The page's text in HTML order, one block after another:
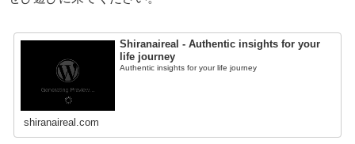
Shiranaireal - Authentic insights for your
life journey
Authentic insights for your life journey
shiranaireal.com